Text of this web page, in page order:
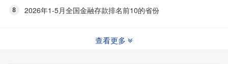
2026年1-5月全国金融存款排名前10的省份
查看更多